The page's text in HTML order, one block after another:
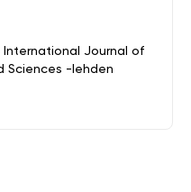
Journal of
Sciences -lehden